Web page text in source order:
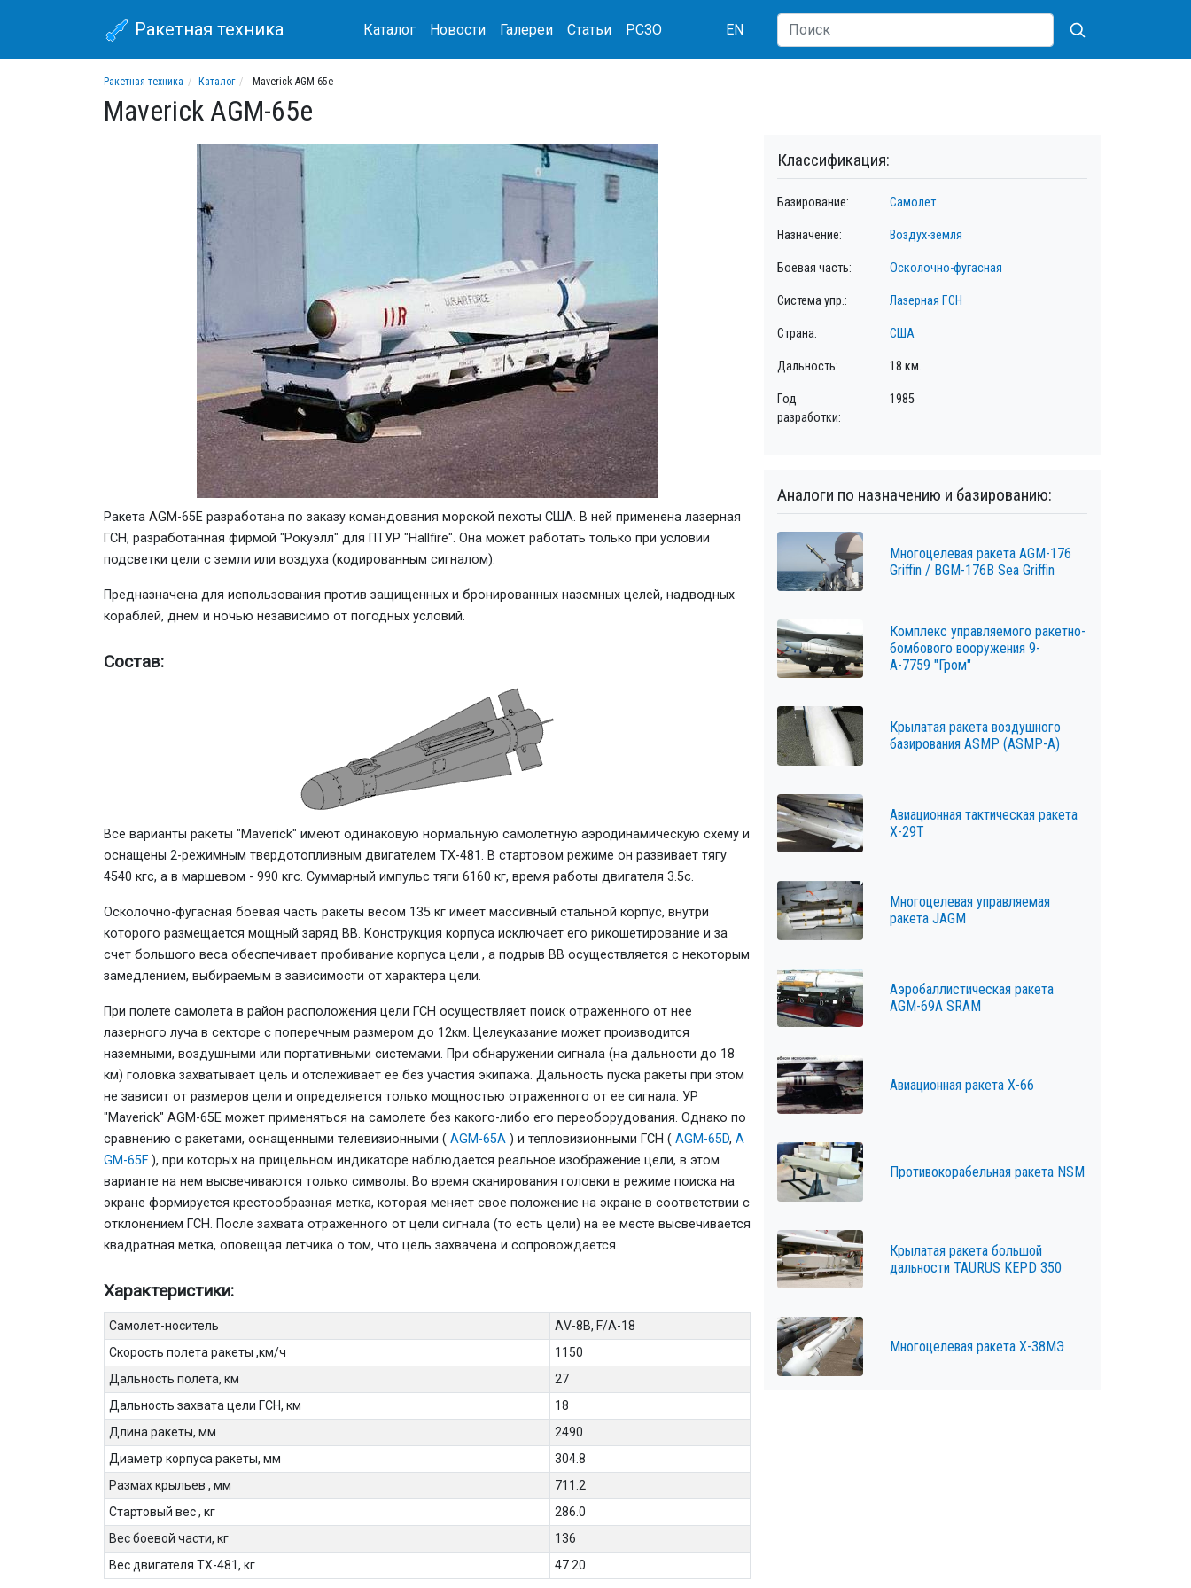
Ракетная техника Каталог Новости Галереи Статьи РСЗО EN
Ракетная техника Каталог Maverick AGM-65e
Maverick AGM-65e
Ракета АGМ-65Е разработана по заказу командования морской пехоты США. В ней применена лазерная
ГСН, разработанная фирмой "Рокуэлл" для ПТУP "Hallfire". Она может работать только при условии
подсветки цели с земли или воздуха (кодированным сигналом).
Предназначена для использования против защищенных и бронированных наземных целей, надводных
кораблей, днем и ночью независимо от погодных условий.
Состав:
Все варианты ракеты "Maverick" имеют одинаковую нормальную самолетную аэродинамическую схему и
оснащены 2-режимным твердотопливным двигателем ТХ-481. В стартовом режиме он развивает тягу
4540 кгс, а в маршевом - 990 кгс. Суммарный импульс тяги 6160 кг, время работы двигателя 3.5с.
Осколочно-фугасная боевая часть ракеты весом 135 кг имеет массивный стальной корпус, внутри
которого размещается мощный заряд ВВ. Конструкция корпуса исключает его рикошетирование и за
счет большого веса обеспечивает пробивание корпуса цели , а подрыв ВВ осуществляется с некоторым
замедлением, выбираемым в зависимости от характера цели.
При полете самолета в район расположения цели ГСН осуществляет поиск отраженного от нее
лазерного луча в секторе с поперечным размером до 12км. Целеуказание может производится
наземными, воздушными или портативными системами. При обнаружении сигнала (на дальности до 18
км) головка захватывает цель и отслеживает ее без участия экипажа. Дальность пуска ракеты при этом
не зависит от размеров цели и определяется только мощностью отраженного от ее сигнала. УР
"Maverick" АGМ-65Е может применяться на самолете без какого-либо его переоборудования. Однако по
сравнению с ракетами, оснащенными телевизионными ( АGМ-65A ) и тепловизионными ГСН ( АGМ-65D, А
GМ-65F ), при которых на прицельном индикаторе наблюдается реальное изображение цели, в этом
варианте на нем высвечиваются только символы. Во время сканирования головки в режиме поиска на
экране формируется крестообразная метка, которая меняет свое положение на экране в соответствии с
отклонением ГСН. После захвата отраженного от цели сигнала (то есть цели) на ее месте высвечивается
квадратная метка, оповещая летчика о том, что цель захвачена и сопровождается.
Характеристики:
Самолет-носитель
АV-8B, F/A-18
Скорость полета ракеты ,км/ч
1150
Дальность полета, км
27
Дальность захвата цели ГСН, км
18
Длина ракеты, мм
2490
Диаметр корпуса ракеты, мм
304.8
Размах крыльев , мм
711.2
Стартовый вес , кг
286.0
Вес боевой части, кг
136
Вес двигателя ТХ-481, кг
47.20
Классификация:
Базирование: Самолет
Назначение: Воздух-земля
Боевая часть: Осколочно-фугасная
Система упр.: Лазерная ГСН
Страна: США
Дальность: 18 км.
Год
разработки:
1985
Аналоги по назначению и базированию:
Многоцелевая ракета AGM-176
Griffin / BGM-176B Sea Griffin
Комплекс управляемого ракетно-
бомбового вооружения 9-
А-7759 "Гром"
Крылатая ракета воздушного
базирования ASMP (ASMP-A)
Авиационная тактическая ракета
Х-29Т
Многоцелевая управляемая
ракета JAGM
Аэробаллистическая ракета
AGM-69A SRAM
Авиационная ракета Х-66
Противокорабельная ракета NSM
Крылатая ракета большой
дальности TAURUS KEPD 350
Многоцелевая ракета Х-38МЭ